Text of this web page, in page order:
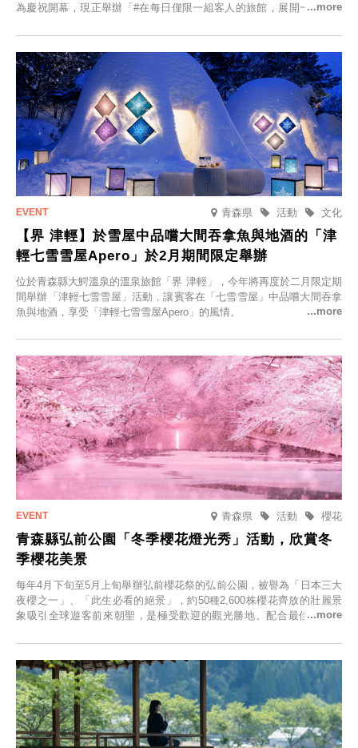
為慶祝開幕，現正舉辦「#在每日僅限一組客人的旅館，展開一生一次
人的旅館，您才能在此與重要的人共度獨一無二的特別時光。
青森県 文化
活動
【界 津輕】於雪屋中品嚐大間吞拿魚與地酒的「津
輕七雪雪屋Apero」於2月期間限定舉辦
位於青森縣大鰐溫泉的溫泉旅館「界 津輕」，今年將再度於二月限定期
間舉辦「津輕七雪雪屋」活動，讓賓客在「七雪雪屋」中品嚐大間吞拿
魚與地酒，享受「津輕七雪雪屋Apero」的風情。
青森県 櫻花
活動
青森縣弘前公園「冬季櫻花燈光秀」活動，欣賞冬
季櫻花美景
每年4月下旬至5月上旬舉辦弘前櫻花祭的弘前公園，被譽為「日本三大
夜櫻之一」、「此生必看的絕景」，約50種2,600株櫻花齊放的壯麗景
象吸引全球遊客前來朝聖，是極受歡迎的觀光勝地。配合最佳觀雪時
「冬季櫻花燈光秀」。